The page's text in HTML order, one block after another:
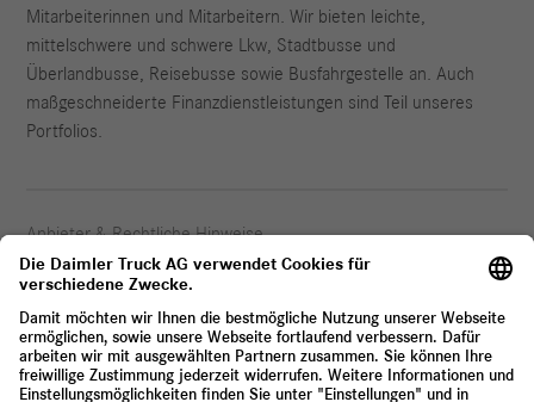
Mitarbeiterinnen und Mitarbeitern. Wir bieten leichte,
mittelschwere und schwere Lkw, Stadtbusse und
Überlandbusse, Reisebusse sowie Busfahrgestelle an. Auch
maßgeschneiderte Finanzdienstleistungen sind Teil unseres
Portfolios.
Anbieter & Rechtliche Hinweise
Datenschutz